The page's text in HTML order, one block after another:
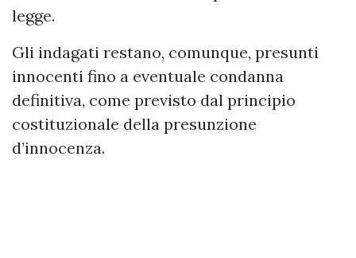
legge.
Gli indagati restano, comunque, presunti
innocenti fino a eventuale condanna
definitiva, come previsto dal principio
costituzionale della presunzione
d’innocenza.